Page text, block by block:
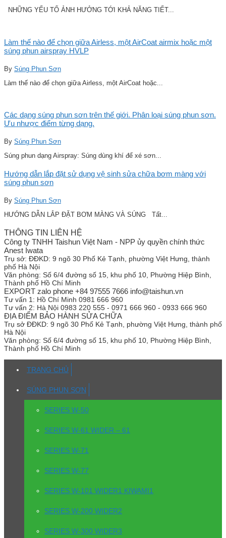
NHỮNG YẾU TỐ ẢNH HƯỞNG TỚI KHẢ NĂNG TIẾT...
Làm thế nào để chọn giữa Airless, một AirCoat airmix hoặc một
súng phun airspray HVLP
By Súng Phun Sơn
Làm thế nào để chọn giữa Airless, một AirCoat hoặc...
Các dạng súng phun sơn trên thế giới. Phân loại súng phun sơn.
Ưu nhược điểm từng dạng.
By Súng Phun Sơn
Súng phun dạng Airspray: Súng dùng khí để xé sơn...
Hướng dẫn lắp đặt sử dụng vệ sinh sửa chữa bơm màng với
súng phun sơn
By Súng Phun Sơn
HƯỚNG DẪN LẮP ĐẶT BƠM MÀNG VÀ SÚNG Tất...
THÔNG TIN LIÊN HỆ
Công ty TNHH Taishun Việt Nam - NPP ủy quyền chính thức
Anest Iwata
Trụ sở: ĐĐKD: 9 ngõ 30 Phố Kẻ Tạnh, phường Việt Hưng, thành
phố Hà Nội
Văn phòng: Số 6/4 đường số 15, khu phố 10, Phường Hiệp Bình,
Thành phố Hồ Chí Minh
EXPORT zalo phone +84 97555 7666 info@taishun.vn
Tư vấn 1: Hồ Chí Minh 0981 666 960
Tư vấn 2: Hà Nội 0983 220 555 - 0971 666 960 - 0933 666 960
ĐỊA ĐIỂM BẢO HÀNH SỬA CHỮA
Trụ sở ĐĐKD: 9 ngõ 30 Phố Kẻ Tạnh, phường Việt Hưng, thành phố
Hà Nội
Văn phòng: Số 6/4 đường số 15, khu phố 10, Phường Hiệp Bình,
Thành phố Hồ Chí Minh
TRANG CHỦ
SÚNG PHUN SƠN
SERIES W-50
SERIES W-61 WIDER – 61
SERIES W-71
SERIES W-77
SERIES W-101 WIDER1 KIWAMI1
SERIES W-200 WIDER2
SERIES W-300 WIDER3